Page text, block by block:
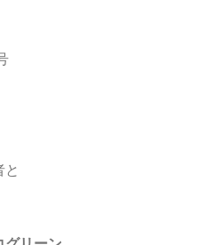
と